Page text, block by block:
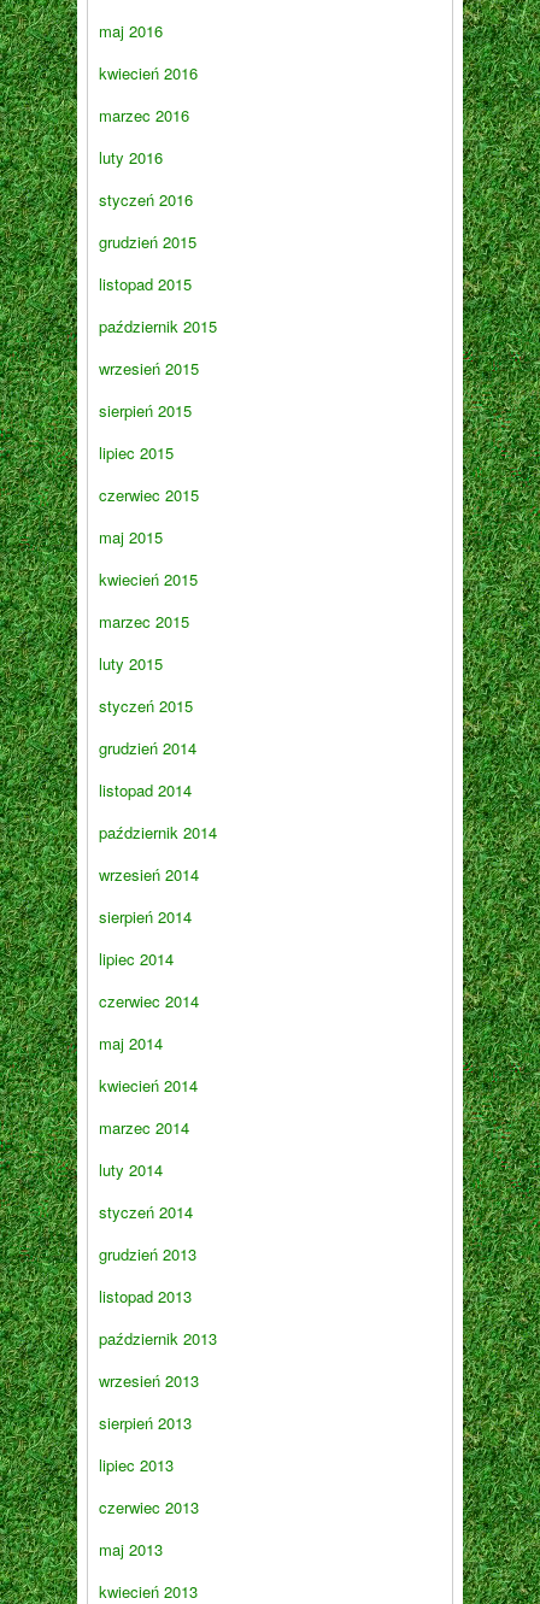
maj 2016
kwiecień 2016
marzec 2016
luty 2016
styczeń 2016
grudzień 2015
listopad 2015
październik 2015
wrzesień 2015
sierpień 2015
lipiec 2015
czerwiec 2015
maj 2015
kwiecień 2015
marzec 2015
luty 2015
styczeń 2015
grudzień 2014
listopad 2014
październik 2014
wrzesień 2014
sierpień 2014
lipiec 2014
czerwiec 2014
maj 2014
kwiecień 2014
marzec 2014
luty 2014
styczeń 2014
grudzień 2013
listopad 2013
październik 2013
wrzesień 2013
sierpień 2013
lipiec 2013
czerwiec 2013
maj 2013
kwiecień 2013